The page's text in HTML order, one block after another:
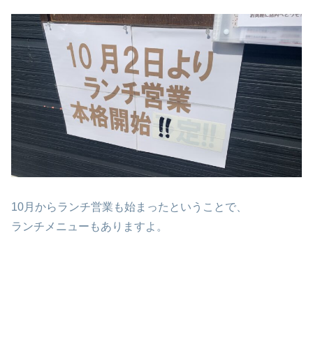
10月からランチ営業も始まったということで、
ランチメニューもありますよ。